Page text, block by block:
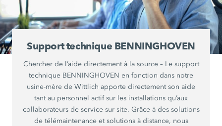
Support technique BENNINGHOVEN
Chercher de l’aide directement à la source – Le support
technique BENNINGHOVEN en fonction dans notre
usine-mère de Wittlich apporte directement son aide
tant au personnel actif sur les installations qu’aux
collaborateurs de service sur site. Grâce à des solutions
de télémaintenance et solutions à distance, nous